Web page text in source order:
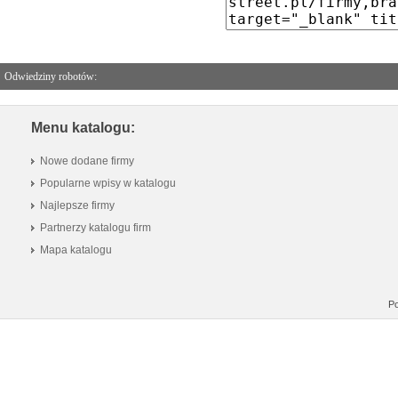
Odwiedziny robotów:
Menu katalogu:
Nowe dodane firmy
Popularne wpisy w katalogu
Najlepsze firmy
Partnerzy katalogu firm
Mapa katalogu